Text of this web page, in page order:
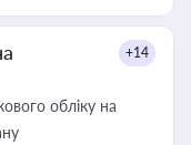
+14
обліку на